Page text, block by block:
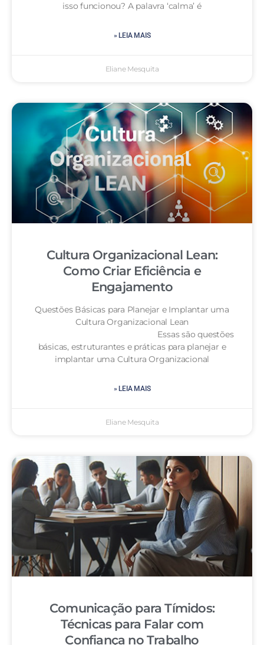
isso funcionou? A palavra ‘calma’ é
» LEIA MAIS
Eliane Mesquita
Cultura Organizacional Lean:
Como Criar Eficiência e
Engajamento
Questões Básicas para Planejar e Implantar uma
Cultura Organizacional Lean
Essas são questões
básicas, estruturantes e práticas para planejar e
implantar uma Cultura Organizacional
» LEIA MAIS
Eliane Mesquita
Comunicação para Tímidos:
Técnicas para Falar com
Confiança no Trabalho